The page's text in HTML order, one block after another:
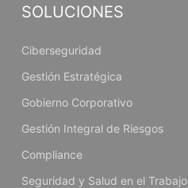
SOLUCIONES
Ciberseguridad
Gestión Estratégica
Gobierno Corporativo
Gestión Integral de Riesgos
Compliance
Seguridad y Salud en el Trabajo